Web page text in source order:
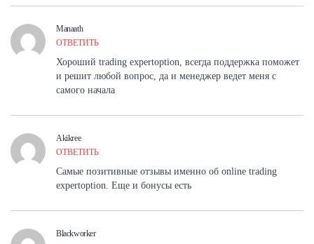
Manaath
ОТВЕТИТЬ
Хороший trading expertoption, всегда поддержка поможет
и решит любой вопрос, да и менеджер ведет меня с
самого начала
Akikree
ОТВЕТИТЬ
Самые позитивные отзывы именно об online trading
expertoption. Еще и бонусы есть
Blackworker